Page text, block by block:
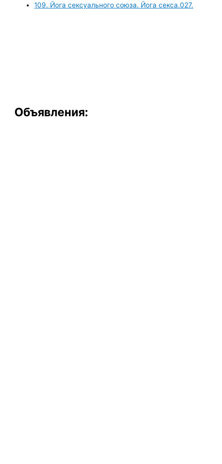
109. Йога сексуального союза. Йога секса.027.
Объявления: